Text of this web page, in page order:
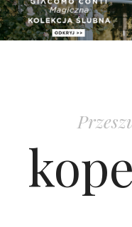
ZGŁOSZENIA
KSIĄŻKI BRIDELLE